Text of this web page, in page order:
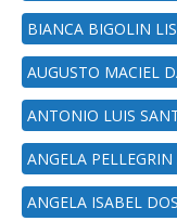
BIANCA BIGOLIN
AUGUSTO MACIEL
ANTONIO LUIS
ANGELA PELLEGRIN
ANGELA ISABEL